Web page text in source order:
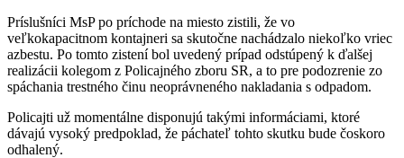
Príslušníci MsP po príchode na miesto zistili, že vo
veľkokapacitnom kontajneri sa skutočne nachádzalo niekoľko vriec
azbestu. Po tomto zistení bol uvedený prípad odstúpený k ďalšej
realizácii kolegom z Policajného zboru SR, a to pre podozrenie zo
spáchania trestného činu neoprávneného nakladania s odpadom.
Policajti už momentálne disponujú takými informáciami, ktoré
dávajú vysoký predpoklad, že páchateľ tohto skutku bude čoskoro
odhalený.